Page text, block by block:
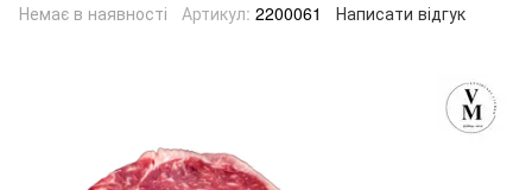
Немає в наявності Артикул: 2200061 Написати відгук